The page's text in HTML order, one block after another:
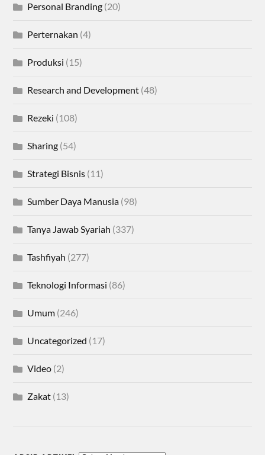
Personal Branding (20)
Perternakan (4)
Produksi (15)
Research and Development (48)
Rezeki (108)
Sharing (54)
Strategi Bisnis (11)
Sumber Daya Manusia (98)
Tanya Jawab Syariah (337)
Tashfiyah (277)
Teknologi Informasi (86)
Umum (246)
Uncategorized (17)
Video (2)
Zakat (13)